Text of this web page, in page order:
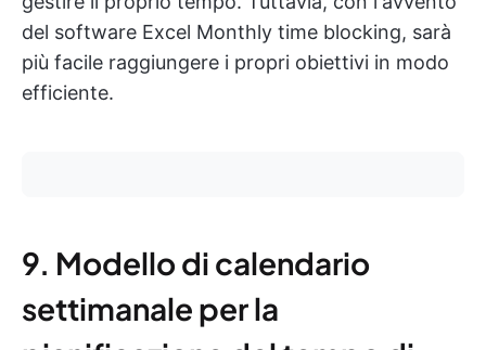
del software Excel Monthly time blocking, sarà
più facile raggiungere i propri obiettivi in modo
efficiente.
9. Modello di calendario
settimanale per la